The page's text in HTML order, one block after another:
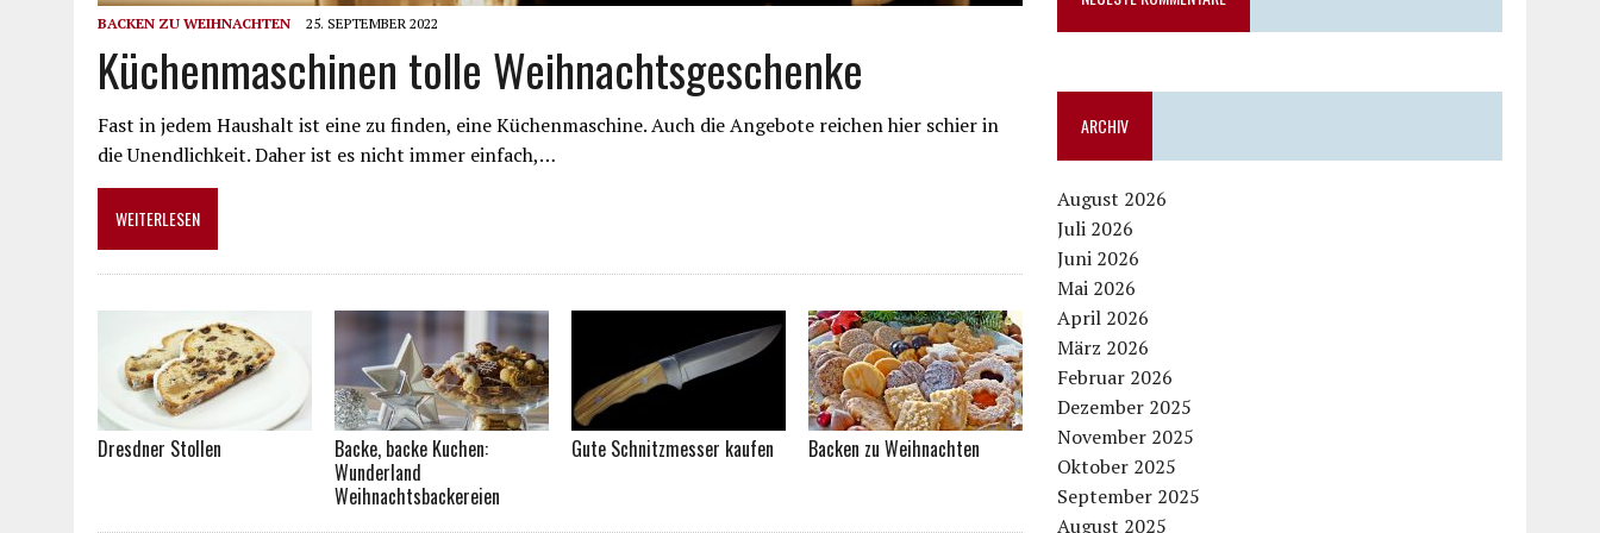
BACKEN ZU WEIHNACHTEN 25. SEPTEMBER 2022
Küchenmaschinen tolle Weihnachtsgeschenke
Fast in jedem Haushalt ist eine zu finden, eine Küchenmaschine. Auch die Angebote reichen hier schier in
die Unendlichkeit. Daher ist es nicht immer einfach,…
WEITERLESEN
Dresdner Stollen
Backe, backe Kuchen:
Wunderland
Weihnachtsbackereien
Gute Schnitzmesser kaufen Backen zu Weihnachten
ARCHIV
August 2026
Juli 2026
Juni 2026
Mai 2026
April 2026
März 2026
Februar 2026
Dezember 2025
November 2025
Oktober 2025
September 2025
August 2025